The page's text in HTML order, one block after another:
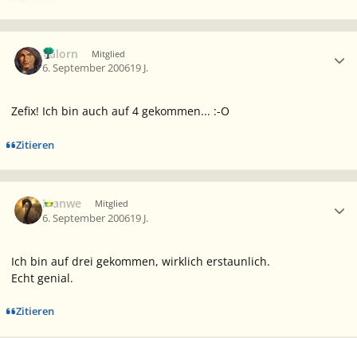
Valorn Mitglied
6. September 200619 J.
Zefix! Ich bin auch auf 4 gekommen... :-O
Zitieren
Manwe Mitglied
6. September 200619 J.
Ich bin auf drei gekommen, wirklich erstaunlich.
Echt genial.
Zitieren